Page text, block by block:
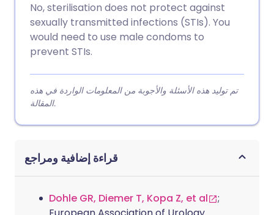
No, sterilisation does not protect against
sexually transmitted infections (STIs). You
would need to use male condoms to
prevent STIs.
تم توليد هذه الأسئلة والأجوبة من المعلومات الواردة في هذه
المقالة.
قراءة إضافية ومراجع
Dohle GR, Diemer T, Kopa Z, et al
;